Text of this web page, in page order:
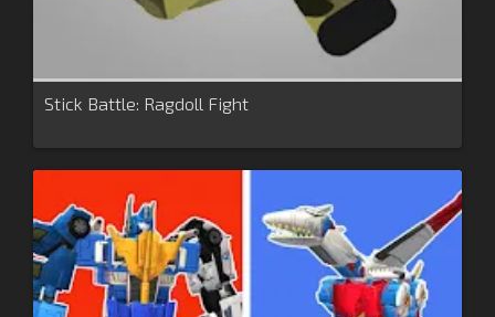
Stick Battle: Ragdoll Fight